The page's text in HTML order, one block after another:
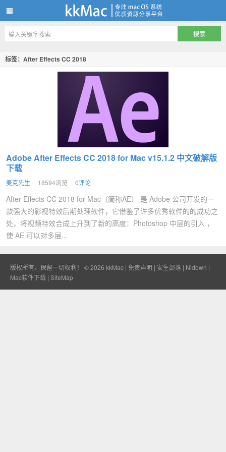
kkMac
标签：After Effects CC 2018
Adobe After Effects CC 2018 for Mac v15.1.2 中文破解版
下载
麦克先生 18594浏览 0评论
After Effects CC 2018 for Mac（简称AE） 是 Adobe 公司开发的一
款强大的影视特效后期处理软件，它借鉴了许多优秀软件的的成功之
处，将视频特效合成上升到了新的高度：Photoshop 中层的引入 ，
使 AE 可以对多层...
版权所有，保留一切权利！ © 2026 kkMac | 免责声明 | 安生部落 | Nidown |
Mac软件下载 | SiteMap